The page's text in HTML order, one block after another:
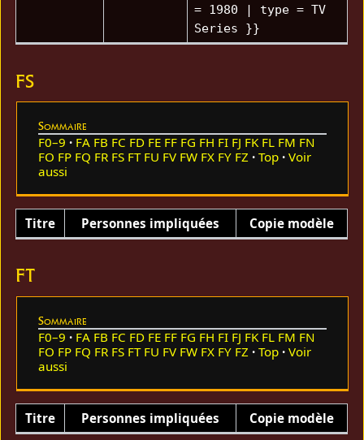
= 1980 | type = TV
Series }}
FS
Sommaire
F0–9 FA FB FC FD FE FF FG FH FI FJ FK FL FM FN
FO FP FQ FR FS FT FU FV FW FX FY FZ Top
Voir
aussi
Titre Personnes impliquées Copie modèle
FT
Sommaire
F0–9 FA FB FC FD FE FF FG FH FI FJ FK FL FM FN
FO FP FQ FR FS FT FU FV FW FX FY FZ Top
Voir
aussi
Titre Personnes impliquées Copie modèle